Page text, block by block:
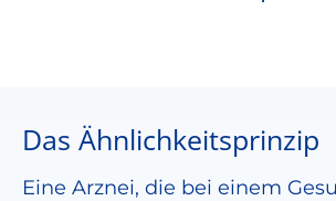
Das Ähnlichkeitsprinzip
Eine Arznei, die bei einem